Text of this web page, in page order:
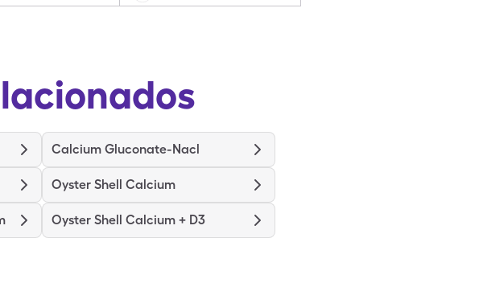
Calcium Gluconate-Nacl
Oyster Shell Calcium
Oyster Shell Calcium + D3